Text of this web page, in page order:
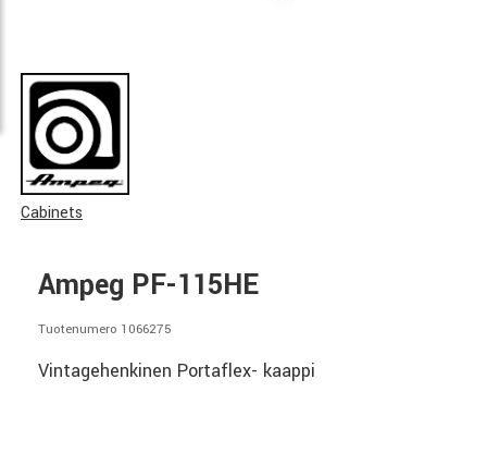
Cabinets
Ampeg PF-115HE
Tuotenumero 1066275
Vintagehenkinen Portaflex- kaappi